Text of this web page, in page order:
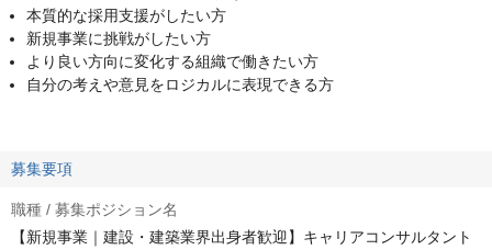
本質的な採用支援がしたい方
新規事業に挑戦がしたい方
より良い方向に変化する組織で働きたい方
自分の考えや意見をロジカルに表現できる方
募集要項
職種 / 募集ポジション名
【新規事業｜建設・建築業界出身者歓迎】キャリアコンサルタント